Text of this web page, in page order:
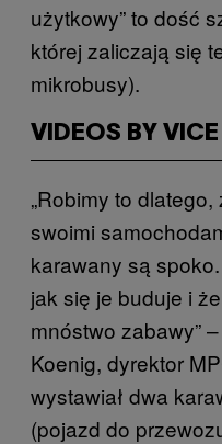
użytkowy” to dość
której zaliczają się
mikrobusy).
VIDEOS BY VICE
„Robimy to
swoimi
karawany są
jak się je buduje i
mnóstwo zabawy”
Koenig, dyrektor
wystawiał dwa
(pojazd do